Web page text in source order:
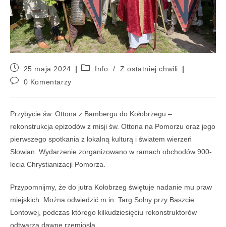
25 maja 2024 Info /
Z ostatniej chwili
0 Komentarzy
Przybycie św. Ottona z Bambergu do Kołobrzegu –
rekonstrukcja epizodów z misji św. Ottona na Pomorzu oraz jego
pierwszego spotkania z lokalną kulturą i światem wierzeń
Słowian. Wydarzenie zorganizowano w ramach obchodów 900-
lecia Chrystianizacji Pomorza.
Przypomnijmy, że do jutra Kołobrzeg świętuje nadanie mu praw
miejskich. Można odwiedzić m.in. Targ Solny przy Baszcie
Lontowej, podczas którego kilkudziesięciu rekonstruktorów
odtwarza dawne rzemiosła.